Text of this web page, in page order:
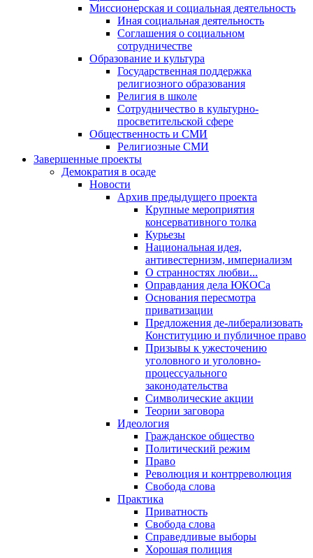
Миссионерская и социальная деятельность
Иная социальная деятельность
Соглашения о социальном
сотрудничестве
Образование и культура
Государственная поддержка
религиозного образования
Религия в школе
Сотрудничество в культурно-
просветительской сфере
Общественность и СМИ
Религиозные СМИ
Завершенные проекты
Демократия в осаде
Новости
Архив предыдущего проекта
Крупные мероприятия
консервативного толка
Курьезы
Национальная идея,
антивестернизм, империализм
О странностях любви...
Оправдания дела ЮКОСа
Основания пересмотра
приватизации
Предложения де-либерализовать
Конституцию и публичное право
Призывы к ужесточению
уголовного и уголовно-
процессуального
законодательства
Символические акции
Теории заговора
Идеология
Гражданское общество
Политический режим
Право
Революция и контрреволюция
Свобода слова
Практика
Приватность
Свобода слова
Справедливые выборы
Хорошая полиция